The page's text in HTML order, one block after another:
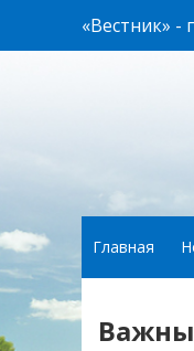
«Вестник» -
Главная